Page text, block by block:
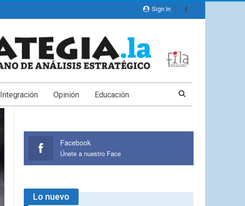
Sign In
Integración Opinión Educación
Facebook
Únete a nuestro Face
Lo nuevo